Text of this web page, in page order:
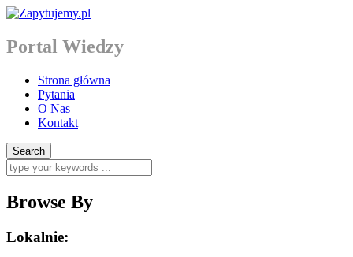
Portal Wiedzy
Strona główna
Pytania
O Nas
Kontakt
Browse By
Lokalnie: